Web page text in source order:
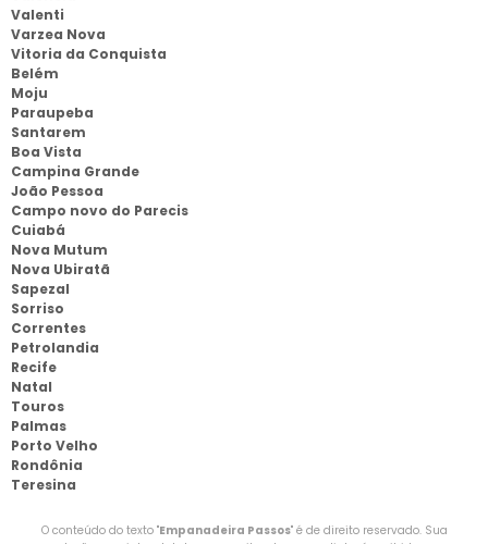
Valenti
Varzea Nova
Vitoria da Conquista
Belém
Moju
Paraupeba
Santarem
Boa Vista
Campina Grande
João Pessoa
Campo novo do Parecis
Cuiabá
Nova Mutum
Nova Ubiratã
Sapezal
Sorriso
Correntes
Petrolandia
Recife
Natal
Touros
Palmas
Porto Velho
Rondônia
Teresina
O conteúdo do texto "Empanadeira Passos" é de direito reservado. Sua